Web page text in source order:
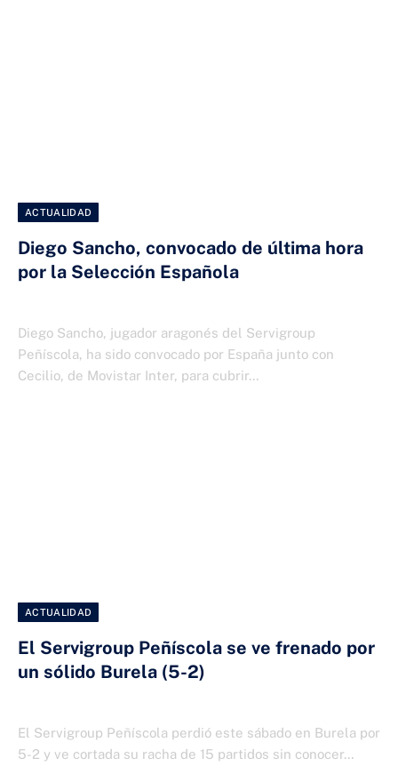
ACTUALIDAD
Diego Sancho, convocado de última hora
por la Selección Española
Diego Sancho, jugador aragonés del Servigroup
Peñíscola, ha sido convocado por España junto con
Cecilio, de Movistar Inter, para cubrir…
ACTUALIDAD
El Servigroup Peñíscola se ve frenado por
un sólido Burela (5-2)
El Servigroup Peñíscola perdió este sábado en Burela por
5-2 y ve cortada su racha de 15 partidos sin conocer…